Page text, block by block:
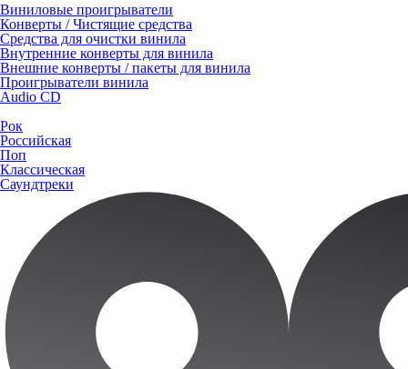
Виниловые проигрыватели
Конверты / Чистящие средства
Средства для очистки винила
Внутренние конверты для винила
Внешние конверты / пакеты для винила
Проигрыватели винила
Audio CD
Рок
Российская
Поп
Классическая
Саундтреки